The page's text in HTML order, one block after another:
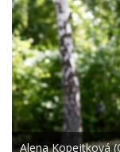
Alena Kopejtková